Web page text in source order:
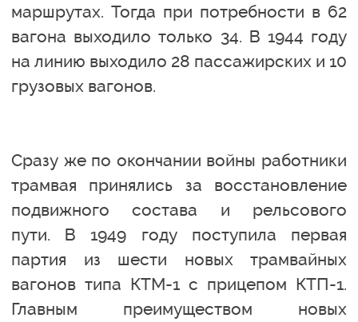
маршрутах. Тогда при потребности в 62
вагона выходило только 34. В 1944 году
на линию выходило 28 пассажирских и 10
грузовых вагонов.
Сразу же по окончании войны работники
трамвая принялись за восстановление
подвижного состава и рельсового
пути. В 1949 году поступила первая
партия из шести новых трамвайных
вагонов типа КТМ-1 с прицепом КТП-1.
Главным преимуществом новых